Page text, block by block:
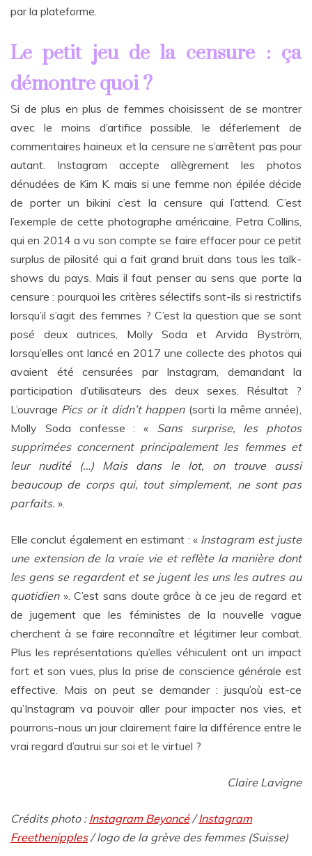
par la plateforme.
Le petit jeu de la censure : ça
démontre quoi ?
Si de plus en plus de femmes choisissent de se montrer
avec le moins d’artifice possible, le déferlement de
commentaires haineux et la censure ne s’arrêtent pas pour
autant. Instagram accepte allègrement les photos
dénudées de Kim K. mais si une femme non épilée décide
de porter un bikini c’est la censure qui l’attend. C’est
l’exemple de cette photographe américaine, Petra Collins,
qui en 2014 a vu son compte se faire effacer pour ce petit
surplus de pilosité qui a fait grand bruit dans tous les talk-
shows du pays. Mais il faut penser au sens que porte la
censure : pourquoi les critères sélectifs sont-ils si restrictifs
lorsqu’il s’agit des femmes ? C’est la question que se sont
posé deux autrices, Molly Soda et Arvida Byström,
lorsqu’elles ont lancé en 2017 une collecte des photos qui
avaient été censurées par Instagram, demandant la
participation d’utilisateurs des deux sexes. Résultat ?
L’ouvrage Pics or it didn’t happen(sorti la même année),
Molly Soda confesse : « Sans surprise, les photos
supprimées concernent principalement les femmes et
leur nudité (…) Mais dans le lot, on trouve aussi
beaucoup de corps qui, tout simplement, ne sont pas
parfaits. ».
Elle conclut également en estimant : « Instagram est juste
une extension de la vraie vie et reflète la manière dont
les gens se regardent et se jugent les uns les autres au
quotidien ». C’est sans doute grâce à ce jeu de regard et
de jugement que les féministes de la nouvelle vague
cherchent à se faire reconnaître et légitimer leur combat.
Plus les représentations qu’elles véhiculent ont un impact
fort et son vues, plus la prise de conscience générale est
effective. Mais on peut se demander : jusqu’où est-ce
qu’Instagram va pouvoir aller pour impacter nos vies, et
pourrons-nous un jour clairement faire la différence entre le
vrai regard d’autrui sur soi et le virtuel ?
Claire Lavigne
Crédits photo : Instagram Beyoncé/Instagram
Freethenipples/ logo de la grève des femmes (Suisse)